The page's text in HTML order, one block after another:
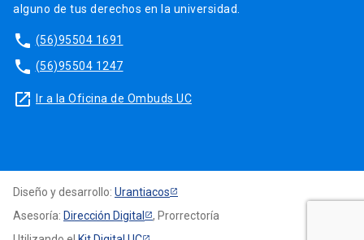
alguno de tus derechos en la universidad.
phone (56)95504 1691
phone (56)95504 1247
launch Ir a la Oficina de Ombuds UC
Diseño y desarrollo: Urantiacos
Asesoría: Dirección Digital
, Prorrectoría